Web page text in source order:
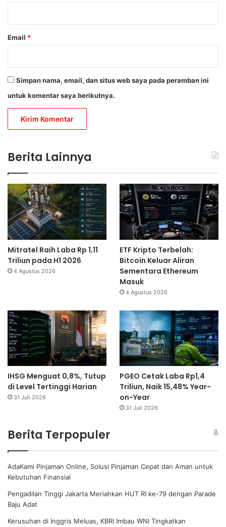
Email *
Simpan nama, email, dan situs web saya pada peramban ini
untuk komentar saya berikutnya.
Berita Lainnya
Mitratel Raih Laba Rp 1,11
Triliun pada H1 2026
4 Agustus 2026
ETF Kripto Terbelah:
Bitcoin Keluar Aliran
Sementara Ethereum
Masuk
4 Agustus 2026
IHSG Menguat 0,8%, Tutup
di Level Tertinggi Harian
31 Juli 2026
PGEO Cetak Laba Rp1,4
Triliun, Naik 15,48% Year-
on-Year
31 Juli 2026
Berita Terpopuler
AdaKami Pinjaman Online, Solusi Pinjaman Cepat dan Aman untuk
Kebutuhan Finansial
Pengadilan Tinggi Jakarta Meriahkan HUT RI ke-79 dengan Parade
Baju Adat
Kerusuhan di Inggris Meluas, KBRI Imbau WNI Tingkatkan